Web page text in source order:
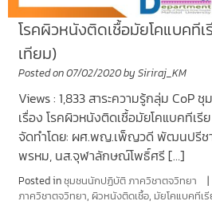
โรคผิวหนังติดเชื้อมัยโคแบคที
เทียม)
Posted on07/02/2020by Siriraj_KM
Views : 1,833 สาระความรู้กลุ่ม CoP
เรื่อง โรคผิวหนังติดเชื้อมัยโคแบคทีเ
จัดทำโดย: ผศ.พญ.เพ็ญวดี พัฒนป
พรหม, นส.จุฬาลักษณ์โพธิ์ศรี […]
Posted inชุมชนนักปฏิบัติ ภาควิชาตจวิทยา
ภาควิชาตจวิทยา, ผิวหนังติดเชื้อ, มัยโคแบคทีเ